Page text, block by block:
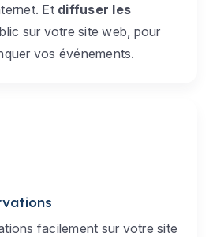
Et diffuser les
sur votre site web, pour
vos événements.
facilement sur votre site